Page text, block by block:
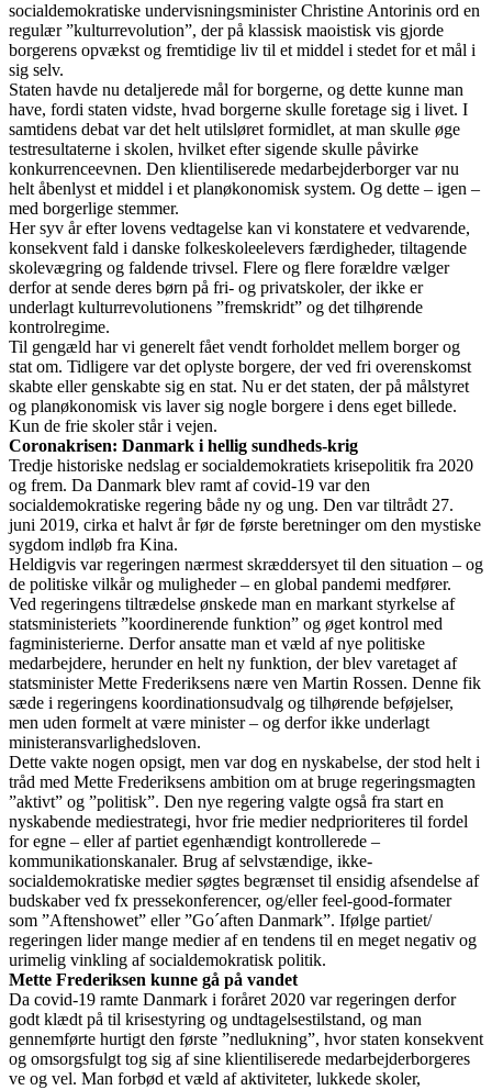
socialdemokratiske undervisningsminister Christine Antorinis ord en
regulær ”kulturrevolution”, der på klassisk maoistisk vis gjorde
borgerens opvækst og fremtidige liv til et middel i stedet for et mål i
sig selv.
Staten havde nu detaljerede mål for borgerne, og dette kunne man
have, fordi staten vidste, hvad borgerne skulle foretage sig i livet. I
samtidens debat var det helt utilsløret formidlet, at man skulle øge
testresultaterne i skolen, hvilket efter sigende skulle påvirke
konkurrenceevnen. Den klientiliserede medarbejderborger var nu
helt åbenlyst et middel i et planøkonomisk system. Og dette – igen –
med borgerlige stemmer.
Her syv år efter lovens vedtagelse kan vi konstatere et vedvarende,
konsekvent fald i danske folkeskoleelevers færdigheder, tiltagende
skolevægring og faldende trivsel. Flere og flere forældre vælger
derfor at sende deres børn på fri- og privatskoler, der ikke er
underlagt kulturrevolutionens ”fremskridt” og det tilhørende
kontrolregime.
Til gengæld har vi generelt fået vendt forholdet mellem borger og
stat om. Tidligere var det oplyste borgere, der ved fri overenskomst
skabte eller genskabte sig en stat. Nu er det staten, der på målstyret
og planøkonomisk vis laver sig nogle borgere i dens eget billede.
Kun de frie skoler står i vejen.
Coronakrisen: Danmark i hellig sundheds-krig
Tredje historiske nedslag er socialdemokratiets krisepolitik fra 2020
og frem. Da Danmark blev ramt af covid-19 var den
socialdemokratiske regering både ny og ung. Den var tiltrådt 27.
juni 2019, cirka et halvt år før de første beretninger om den mystiske
sygdom indløb fra Kina.
Heldigvis var regeringen nærmest skræddersyet til den situation – og
de politiske vilkår og muligheder – en global pandemi medfører.
Ved regeringens tiltrædelse ønskede man en markant styrkelse af
statsministeriets ”koordinerende funktion” og øget kontrol med
fagministerierne. Derfor ansatte man et væld af nye politiske
medarbejdere, herunder en helt ny funktion, der blev varetaget af
statsminister Mette Frederiksens nære ven Martin Rossen. Denne fik
sæde i regeringens koordinationsudvalg og tilhørende beføjelser,
men uden formelt at være minister – og derfor ikke underlagt
ministeransvarlighedsloven.
Dette vakte nogen opsigt, men var dog en nyskabelse, der stod helt i
tråd med Mette Frederiksens ambition om at bruge regeringsmagten
”aktivt” og ”politisk”. Den nye regering valgte også fra start en
nyskabende mediestrategi, hvor frie medier nedprioriteres til fordel
for egne – eller af partiet egenhændigt kontrollerede –
kommunikationskanaler. Brug af selvstændige, ikke-
socialdemokratiske medier søgtes begrænset til ensidig afsendelse af
budskaber ved fx pressekonferencer, og/eller feel-good-formater
som ”Aftenshowet” eller ”Go´aften Danmark”. Ifølge partiet/
regeringen lider mange medier af en tendens til en meget negativ og
urimelig vinkling af socialdemokratisk politik.
Mette Frederiksen kunne gå på vandet
Da covid-19 ramte Danmark i foråret 2020 var regeringen derfor
godt klædt på til krisestyring og undtagelsestilstand, og man
gennemførte hurtigt den første ”nedlukning”, hvor staten konsekvent
og omsorgsfulgt tog sig af sine klientiliserede medarbejderborgeres
ve og vel. Man forbød et væld af aktiviteter, lukkede skoler,